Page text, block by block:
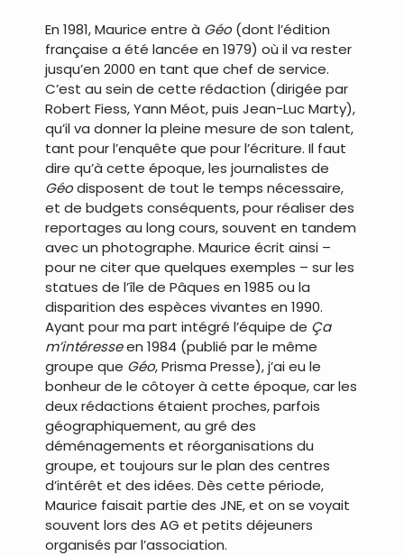
En 1981, Maurice entre à Géo(dont l’édition
française a été lancée en 1979) où il va rester
jusqu’en 2000 en tant que chef de service.
C’est au sein de cette rédaction (dirigée par
Robert Fiess, Yann Méot, puis Jean-Luc Marty),
qu’il va donner la pleine mesure de son talent,
tant pour l’enquête que pour l’écriture. Il faut
dire qu’à cette époque, les journalistes de
Géodisposent de tout le temps nécessaire,
et de budgets conséquents, pour réaliser des
reportages au long cours, souvent en tandem
avec un photographe. Maurice écrit ainsi –
pour ne citer que quelques exemples – sur les
statues de l’île de Pâques en 1985 ou la
disparition des espèces vivantes en 1990.
Ayant pour ma part intégré l’équipe de Ça
m’intéresseen 1984 (publié par le même
groupe que Géo, Prisma Presse), j’ai eu le
bonheur de le côtoyer à cette époque, car les
deux rédactions étaient proches, parfois
géographiquement, au gré des
déménagements et réorganisations du
groupe, et toujours sur le plan des centres
d’intérêt et des idées. Dès cette période,
Maurice faisait partie des JNE, et on se voyait
souvent lors des AG et petits déjeuners
organisés par l’association.